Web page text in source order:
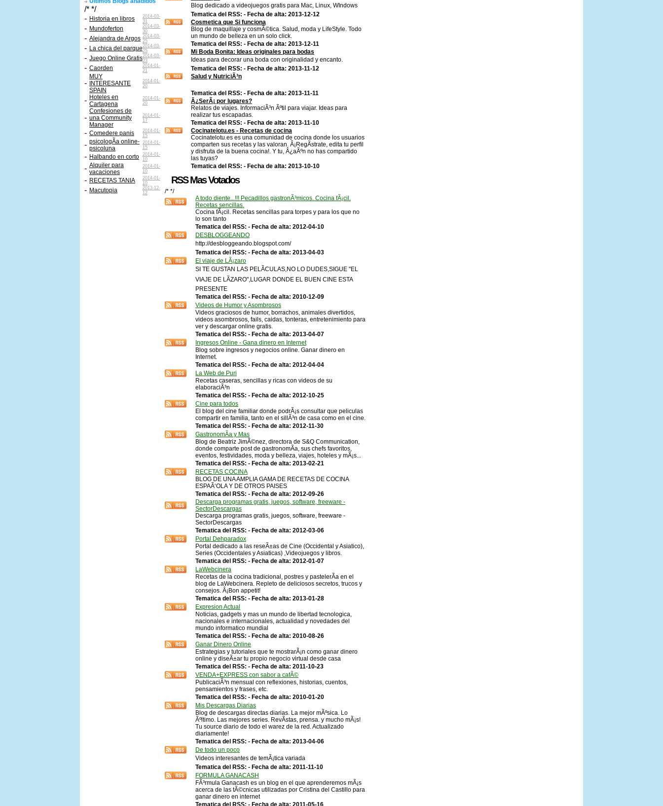
/* */
- Historia en libros
2014-03-
31
- Mundoferton
2014-03-
30
- Alejandra de Argos 2014-03-
25
- La chica del parque2014-03-
25
- Juego Online Gratis2014-03-
23
- Caorden
2014-01-
21
-
MUY
INTERESANTE
SPAIN
2014-01-
20
- Hoteles en
Cartagena
2014-01-
20
-
Confesiones de
una Community
Manager
2014-01-
17
- Comedere panis
2014-01-
15
- psicologÃ­a online-
psicoluna
2014-01-
15
- Halbando en corto
2014-01-
10
- Alquiler para
vacaciones
2014-01-
10
- RECETAS TANIA
2014-01-
10
- Macutopia
2013-12-
12
Blog dedicado a videojuegos gratis para Mac, Linux, WIndows
Tematica del RSS: - Fecha de alta: 2013-12-12
Cosmetica que Si funciona
Blog de maquillaje y cosmÃ©tica. Salud, moda y LifeStyle. Todo
un mundo de belleza en un solo click.
Tematica del RSS: - Fecha de alta: 2013-12-11
Mi Boda Bonita: Ideas originales para bodas
Ideas para decorar una boda con originalidad y encanto.
Tematica del RSS: - Fecha de alta: 2013-11-12
Salud y NutriciÃ³n
Tematica del RSS: - Fecha de alta: 2013-11-11
Â¿SerÃ¡ por lugares?
Relatos de viajes. InformaciÃ³n Ãºtil para viajar. Ideas para
realizar tus escapadas.
Tematica del RSS: - Fecha de alta: 2013-11-10
Cocinatelotu.es - Recetas de cocina
Cocinatelotu.es es una comunidad de cocina donde los usuarios
comparten sus recetas y las valoran. Â¡RegÃ­strate, edita tu perfil
y disfruta de la buena cocina!. Y tu, Â¿aÃºn no has compartido
las tuyas?
Tematica del RSS: - Fecha de alta: 2013-10-10
RSS Mas Votados
/* */
A todo diente...!!! Pecadillos gastronÃ³micos. Cocina fÃ¡cil.
Recetas sencillas.
Cocina fÃ¡cil. Recetas sencillas para torpes y para los que no
lo son tanto
Tematica del RSS: - Fecha de alta: 2012-04-10
DESBLOGGEANDO
http://desbloggeando.blogspot.com/
Tematica del RSS: - Fecha de alta: 2013-04-03
El viaje de LÃ¡zaro
SI TE GUSTAN LAS PELÃCULAS,NO LO DUDES,SIGUE "EL
VIAJE DE LÃZARO",LUGAR DONDE EL BUEN CINE ESTA
PRESENTE
Tematica del RSS: - Fecha de alta: 2010-12-09
Videos de Humor y Asombrosos
Videos graciosos de humor, borrachos, animales divertidos,
videos asombrosos, fails, caidas, tonteras, entretenimiento para
ver y descargar online gratis.
Tematica del RSS: - Fecha de alta: 2013-04-07
Ingresos Online - Gana dinero en Internet
Blog sobre ingresos y negocios online. Ganar dinero en
Internet.
Tematica del RSS: - Fecha de alta: 2012-04-04
La Web de Puri
Recetas caseras, sencillas y ricas con videos de su
elaboraciÃ³n
Tematica del RSS: - Fecha de alta: 2012-10-25
Cine para todos
El blog del cine familiar donde podrÃ¡s consultar que peliculas
compartir en familia, tanto en el sillÃ³n de casa como en el cine.
Tematica del RSS: - Fecha de alta: 2012-11-30
GastronomÃ­a y Mas
Blog de Beatriz JimÃ©nez, directora de S&Q Communication,
donde comparte post de gastronomÃ­a, sus chefs favoritos,
eventos, festividades, moda y belleza, viajes, hoteles y mÃ¡s...
Tematica del RSS: - Fecha de alta: 2013-02-21
RECETAS COCINA
BLOG DE UNA AMPLIA GAMA DE RECETAS DE COCINA
ESPAÃ‘OLA Y DE OTROS PAISES
Tematica del RSS: - Fecha de alta: 2012-09-26
Descarga programas gratis, juegos, software, freeware -
SectorDescargas
Descarga programas gratis, juegos, software, freeware -
SectorDescargas
Tematica del RSS: - Fecha de alta: 2012-03-06
Portal Dehparadox
Portal dedicado a las reseÃ±as de Cine (Occidental y Asiatico),
Series (Occidentales y Asiaticas) ,Videojuegos y libros.
Tematica del RSS: - Fecha de alta: 2012-01-07
LaWebcinera
Recetas de la cocina tradicional, postres y pastelerÃ­a en el
blog de LaWebcinera. Repleto de deliciosos secretos, trucos y
consejos. Â¡Bon appetit!
Tematica del RSS: - Fecha de alta: 2013-01-28
Expresion Actual
Noticias, gadgets y mas un mundo de libertad tecnologica,
nacionales e internacionales, actualidad y novedades del
mundo informatico mundial
Tematica del RSS: - Fecha de alta: 2010-08-26
Ganar Dinero Online
Estrategias y tutoriales que te mostrarÃ¡n como ganar dinero
online y diseÃ±ar tu propio negocio virtual desde casa
Tematica del RSS: - Fecha de alta: 2011-10-23
VENDA+EXPRESS con sabor a cafÃ©
PublicaciÃ³n mensual con reflexiones, historias, cuentos,
pensamientos y frases, etc.
Tematica del RSS: - Fecha de alta: 2010-01-20
Mis Descargas Diarias
Blog de descargas directas diarias. La mejor mÃºsica. Lo
Ãºltimo. Las mejores series. RevÃ­stas, prensa. y mucho mÃ¡s!
Tu source diario de todo el warez de la red. Actualizado
diariamente!
Tematica del RSS: - Fecha de alta: 2013-04-06
De todo un poco
Videos interesantes de temÃ¡tica variada
Tematica del RSS: - Fecha de alta: 2011-11-10
FORMULA GANACASH
FÃ³rmula Ganacash es un blog en el que aprenderemos mÃ¡s
acerca de las tÃ©cnicas utilizadas por Cristina del Castillo para
ganar dinero en internet
Tematica del RSS: - Fecha de alta: 2011-05-16